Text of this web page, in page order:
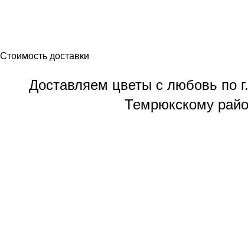
Стоимость доставки
Доставляем цветы с любовь по
Темрюкскому